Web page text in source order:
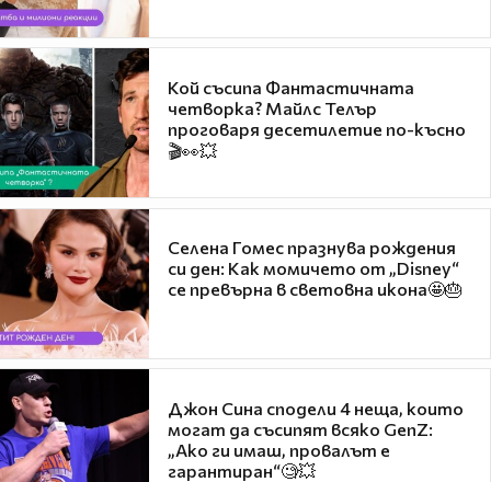
Кой съсипа Фантастичната
четворка? Майлс Телър
проговаря десетилетие по-късно
🎬👀💥
Селена Гомес празнува рождения
си ден: Как момичето от „Disney“
се превърна в световна икона🤩🎂
Джон Сина сподели 4 неща, които
могат да съсипят всяко GenZ:
„Ако ги имаш, провалът е
гарантиран“🧐💥